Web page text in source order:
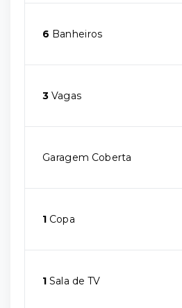
6 Banheiros
3 Vagas
Garagem Coberta
1 Copa
1 Sala de TV